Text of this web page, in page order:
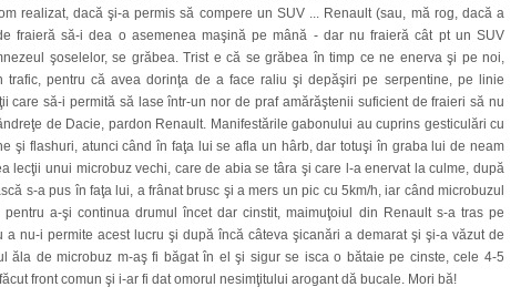
realizat, dacă şi-a permis să compere un SUV ... Renault (sau, mă rog, dacă a
fraieră să-i dea o asemenea maşină pe mână - dar nu fraieră cât pt un SUV
şoselelor, se grăbea. Trist e că se grăbea în timp ce ne enerva şi pe noi,
trafic, pentru că avea dorinţa de a face raliu şi depăşiri pe serpentine, pe linie
care să-i permită să lase într-un nor de praf amărăştenii suficient de fraieri să nu
de Dacie, pardon Renault. Manifestările gabonului au cuprins gesticulări cu
şi flashuri, atunci când în faţa lui se afla un hârb, dar totuşi în graba lui de neam
lecţii unui microbuz vechi, care de abia se târa şi care l-a enervat la culme, după
s-a pus în faţa lui, a frânat brusc şi a mers un pic cu 5km/h, iar când microbuzul
a-şi continua drumul încet dar cinstit, maimuţoiul din Renault s-a tras pe
a nu-i permite acest lucru şi după încă câteva şicanări a demarat şi şi-a văzut de
ăla de microbuz m-aş fi băgat în el şi sigur se isca o bătaie pe cinste, cele 4-5
front comun şi i-ar fi dat omorul nesimţitului arogant dă bucale. Mori bă!